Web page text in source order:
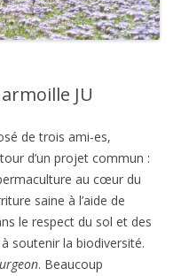
JU
de trois ami-es,
d’un projet commun :
au cœur du
saine à l’aide de
le respect du sol et des
soutenir la biodiversité.
. Beaucoup